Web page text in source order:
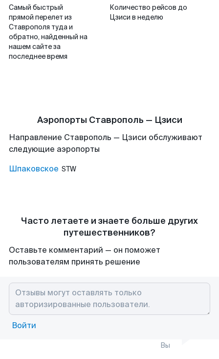
Самый быстрый
прямой перелет из
Ставрополя туда и
обратно, найденный на
нашем сайте за
последнее время
Количество рейсов до
Цзиси в неделю
Аэропорты Ставрополь — Цзиси
Направление Ставрополь — Цзиси обслуживают
следующие аэропорты
Шпаковское STW
Часто летаете и знаете больше других
путешественников?
Оставьте комментарий — он поможет
пользователям принять решение
Войти
Вы